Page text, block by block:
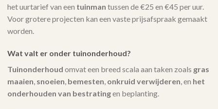
het uurtarief van een tuinman tussen de €25 en €45 per uur.
Voor grotere projecten kan een vaste prijsafspraak gemaakt
worden.
Wat valt er onder tuinonderhoud?
Tuinonderhoud omvat een breed scala aan taken zoals gras
maaien, snoeien, bemesten, onkruid verwijderen, en het
onderhouden van bestratingen beplanting.